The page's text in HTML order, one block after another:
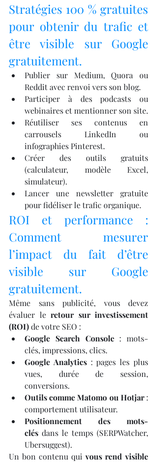
Stratégies 100 % gratuites
pour obtenir du trafic et
être visible sur Google
gratuitement.
Publier sur Medium, Quora ou
Reddit avec renvoi vers son blog.
Participer à des podcasts ou
webinaires et mentionner son site.
Réutiliser ses contenus en
carrousels LinkedIn ou
infographies Pinterest.
Créer des outils gratuits
(calculateur, modèle Excel,
simulateur).
Lancer une newsletter gratuite
pour fidéliser le trafic organique.
ROI et performance :
Comment mesurer
l’impact du fait d’être
visible sur Google
gratuitement.
Même sans publicité, vous devez
évaluer le retour sur investissement
(ROI) de votre SEO :
Google Search Console : mots-
clés, impressions, clics.
Google Analytics : pages les plus
vues, durée de session,
conversions.
Outils comme Matomo ou Hotjar :
comportement utilisateur.
Positionnement des mots-
clés dans le temps (SERPWatcher,
Ubersuggest).
Un bon contenu qui vous rend visible